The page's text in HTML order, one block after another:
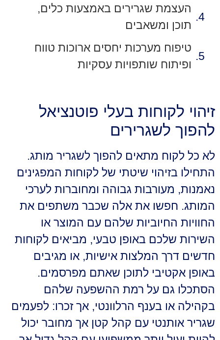
העצמת שגרירים באמצעות כלים,
תוכן ומשאבים
טיפוח מערכות יחסים ארוכות טווח
ופיתוח שותפויות עסקיות
זיהוי לקוחות בעלי פוטנציאל
להפוך לשגרירים
לא כל לקוח מתאים להפוך לשגריר מותג.
התחילו בזיהוי שיטתי של לקוחות המפגינים
נאמנות, מעורבות גבוהה ומחוברות לערכי
המותג. חפשו את אלה שכבר משתפים את
החוויות החיוביות שלהם עם המוצר או
השירות שלכם באופן טבעי, מביאים לקוחות
חדשים דרך המלצות אישיות, או מגיבים
באופן אקטיבי לתוכן שאתם מפרסמים.
הסתכלו גם על רמת ההשפעה שלהם
בקהילה או בענף הרלוונטי, אך זכרו: לפעמים
שגריר אותנטי עם קהל קטן אך מחובר יכול